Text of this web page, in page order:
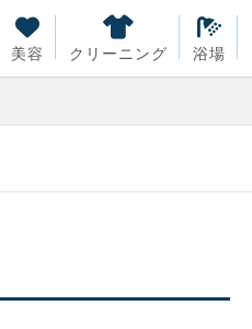
美容 クリーニング 浴場